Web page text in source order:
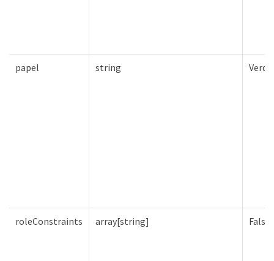
papel string
roleConstraints array[string] Falso